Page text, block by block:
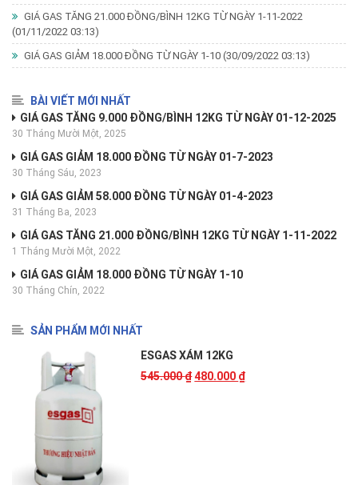
GIÁ GAS TĂNG 21.000 ĐỒNG/BÌNH 12KG TỪ NGÀY 1-11-2022
(01/11/2022 03:13)
GIÁ GAS GIẢM 18.000 ĐỒNG TỪ NGÀY 1-10(30/09/2022 03:13)
BÀI VIẾT MỚI NHẤT
GIÁ GAS TĂNG 9.000 ĐỒNG/BÌNH 12KG TỪ NGÀY 01-12-2025
30 Tháng Mười Một, 2025
GIÁ GAS GIẢM 18.000 ĐỒNG TỪ NGÀY 01-7-2023
30 Tháng Sáu, 2023
GIÁ GAS GIẢM 58.000 ĐỒNG TỪ NGÀY 01-4-2023
31 Tháng Ba, 2023
GIÁ GAS TĂNG 21.000 ĐỒNG/BÌNH 12KG TỪ NGÀY 1-11-2022
1 Tháng Mười Một, 2022
GIÁ GAS GIẢM 18.000 ĐỒNG TỪ NGÀY 1-10
30 Tháng Chín, 2022
SẢN PHẨM MỚI NHẤT
ESGAS XÁM 12KG
545.000₫480.000 ₫